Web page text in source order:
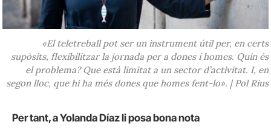
«El teletreball pot ser un instrument útil per, en certs
supòsits, flexibilitzar la jornada per a dones i homes. Quin és
el problema? Que està limitat a un sector d’activitat. I, en
segon lloc, que hi ha més dones que homes fent-lo». | Pol Rius
Per tant, a Yolanda Díaz li posa bona nota